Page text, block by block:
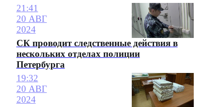
21:41
20 АВГ
2024
СК проводит следственные действия в
нескольких отделах полиции
Петербурга
19:32
20 АВГ
2024